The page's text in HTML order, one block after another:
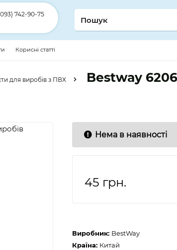
742-90-75
Корисні статті
для виробів з ПВХ
Bestway
Нема в наявності
45 грн.
Виробник: BestWay
Країна: Китай